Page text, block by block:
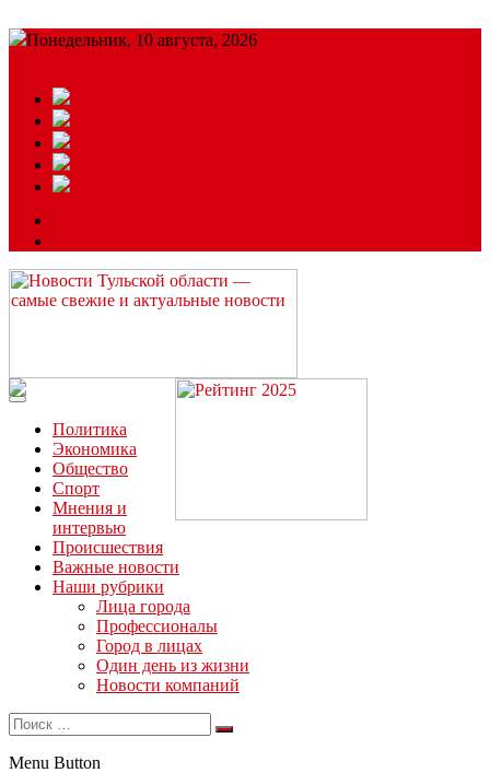
Понедельник, 10 августа, 2026
Читайте последние новости дня в Тульской области на сайте
“ЗаНовомосковск”
Политика
Экономика
Общество
Спорт
Мнения и
интервью
Происшествия
Важные новости
Наши рубрики
Лица города
Профессионалы
Город в лицах
Один день из жизни
Новости компаний
Menu Button